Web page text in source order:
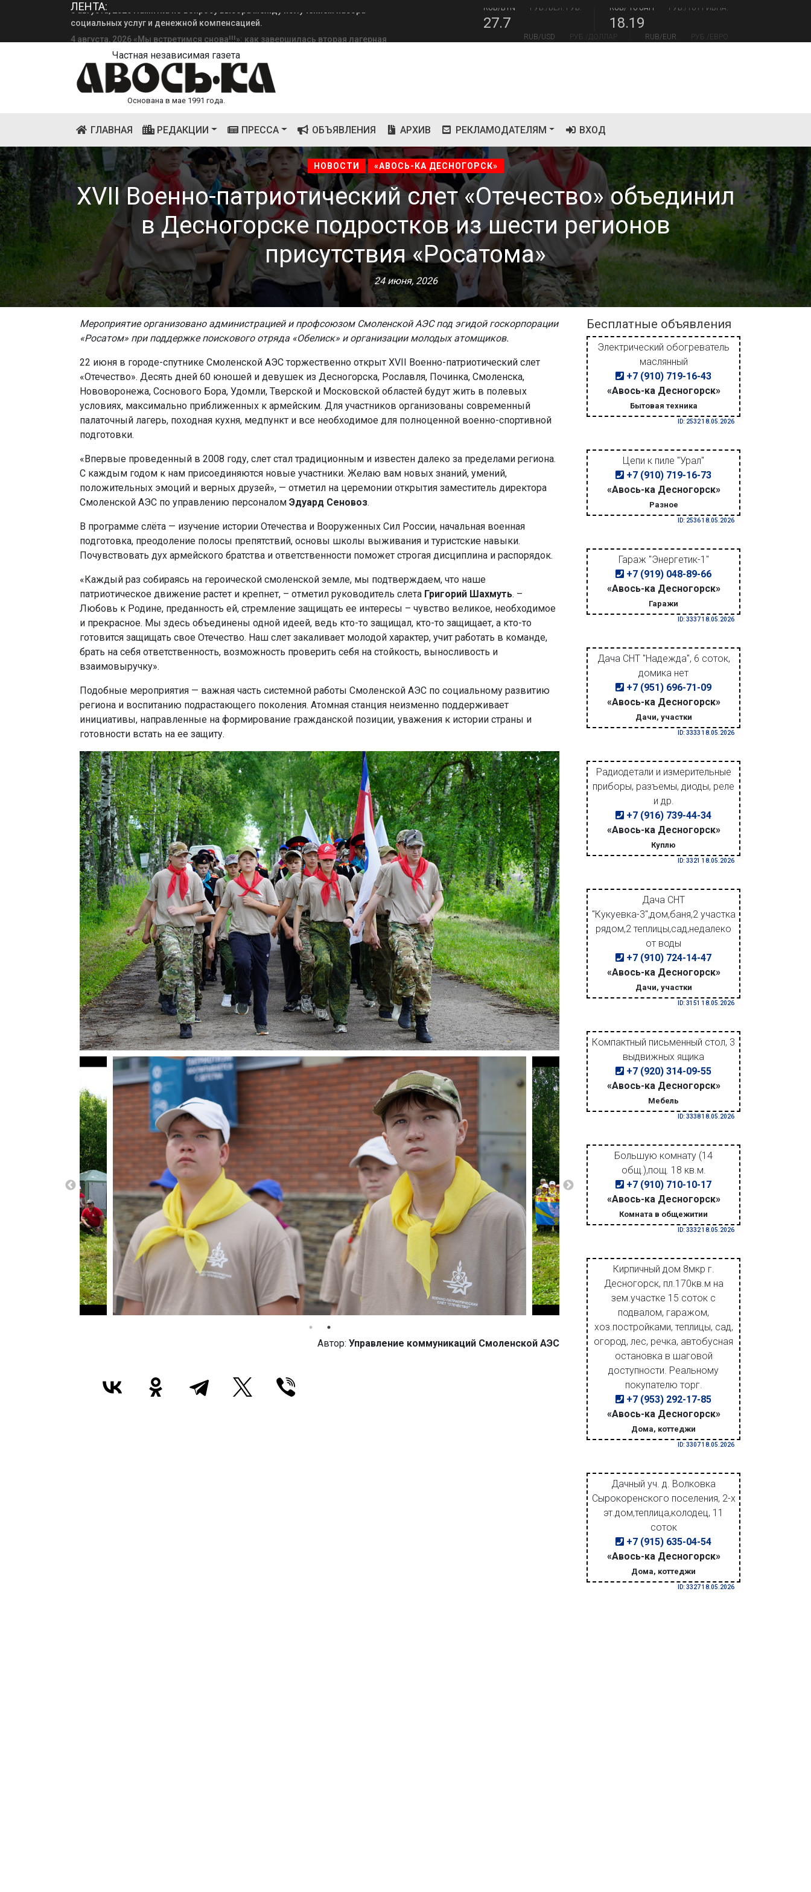
ЛЕНТА:
4 августа, 2026 «Мы встретимся снова!!!»: как завершилась вторая лагерная
РУБ./ДОЛЛАР
81.41 94.06
Частная независимая газета
Основана в мае 1991 года.
ГЛАВНАЯ(CURRENT)РЕДАКЦИИ ПРЕССА ОБЪЯВЛЕНИЯ АРХИВ РЕКЛАМОДАТЕЛЯМ ВХОД
НОВОСТИ «АВОСЬ-КА ДЕСНОГОРСК»
XVII Военно-патриотический слет «Отечество» объединил
в Десногорске подростков из шести регионов
присутствия «Росатома»
24 июня, 2026
Мероприятие организовано администрацией и профсоюзом Смоленской АЭС под эгидой госкорпорации
«Росатом» при поддержке поискового отряда «Обелиск» и организации молодых атомщиков.
22 июня в городе-спутнике Смоленской АЭС торжественно открыт XVII Военно-патриотический слет
«Отечество». Десять дней 60 юношей и девушек из Десногорска, Рославля, Починка, Смоленска,
Нововоронежа, Соснового Бора, Удомли, Тверской и Московской областей будут жить в полевых
условиях, максимально приближенных к армейским. Для участников организованы современный
палаточный лагерь, походная кухня, медпункт и все необходимое для полноценной военно-спортивной
подготовки.
«Впервые проведенный в 2008 году, слет стал традиционным и известен далеко за пределами региона.
С каждым годом к нам присоединяются новые участники. Желаю вам новых знаний, умений,
положительных эмоций и верных друзей», — отметил на церемонии открытия заместитель директора
Смоленской АЭС по управлению персоналом Эдуард Сеновоз.
В программе слёта — изучение истории Отечества и Вооруженных Сил России, начальная военная
подготовка, преодоление полосы препятствий, основы школы выживания и туристские навыки.
Почувствовать дух армейского братства и ответственности поможет строгая дисциплина и распорядок.
«Каждый раз собираясь на героической смоленской земле, мы подтверждаем, что наше
патриотическое движение растет и крепнет, – отметил руководитель слета Григорий Шахмуть. –
Любовь к Родине, преданность ей, стремление защищать ее интересы – чувство великое, необходимое
и прекрасное. Мы здесь объединены одной идеей, ведь кто-то защищал, кто-то защищает, а кто-то
готовится защищать свое Отечество. Наш слет закаливает молодой характер, учит работать в команде,
брать на себя ответственность, возможность проверить себя на стойкость, выносливость и
взаимовыручку».
Подобные мероприятия — важная часть системной работы Смоленской АЭС по социальному развитию
региона и воспитанию подрастающего поколения. Атомная станция неизменно поддерживает
инициативы, направленные на формирование гражданской позиции, уважения к истории страны и
готовности встать на ее защиту.
Автор: Управление коммуникаций Смоленской АЭС
Бесплатные объявления
Электрический обогреватель
маслянный
+7 (910) 719-16-43
«Авось-ка Десногорск»
Бытовая техника
ID: 2532 18.05.2026
Цепи к пиле "Урал"
+7 (910) 719-16-73
«Авось-ка Десногорск»
Разное
ID: 2536 18.05.2026
Гараж "Энергетик-1"
+7 (919) 048-89-66
«Авось-ка Десногорск»
Гаражи
ID: 3337 18.05.2026
Дача СНТ "Надежда", 6 соток,
домика нет
+7 (951) 696-71-09
«Авось-ка Десногорск»
Дачи, участки
ID: 3333 18.05.2026
Радиодетали и измерительные
приборы, разъемы, диоды, реле
и др.
+7 (916) 739-44-34
«Авось-ка Десногорск»
Куплю
ID: 3321 18.05.2026
Дача СНТ
"Кукуевка-3",дом,баня,2 участка
рядом,2 теплицы,сад,недалеко
от воды
+7 (910) 724-14-47
«Авось-ка Десногорск»
Дачи, участки
ID: 3151 18.05.2026
Компактный письменный стол, 3
выдвижных ящика
+7 (920) 314-09-55
«Авось-ка Десногорск»
Мебель
ID: 3338 18.05.2026
Большую комнату (14
общ.),пощ. 18 кв.м.
+7 (910) 710-10-17
«Авось-ка Десногорск»
Комната в общежитии
ID: 3332 18.05.2026
Кирпичный дом 8мкр г.
Десногорск, пл.170кв.м на
зем.участке 15 соток с
подвалом, гаражом,
хоз.постройками, теплицы, сад,
огород, лес, речка, автобусная
остановка в шаговой
доступности. Реальному
покупателю торг.
+7 (953) 292-17-85
«Авось-ка Десногорск»
Дома, коттеджи
ID: 3307 18.05.2026
Дачный уч. д. Волковка
Сырокоренского поселения, 2-х
эт.дом,теплица,колодец, 11
соток
+7 (915) 635-04-54
«Авось-ка Десногорск»
Дома, коттеджи
ID: 3327 18.05.2026